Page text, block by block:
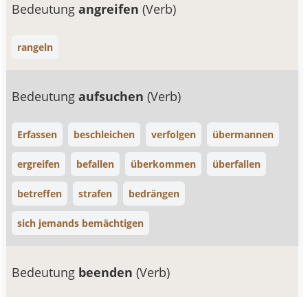
Bedeutungangreifen(Verb)
rangeln
Bedeutungaufsuchen(Verb)
Erfassen beschleichen verfolgen übermannen
ergreifen befallen überkommen überfallen
betreffen strafen bedrängen
sich jemands bemächtigen
Bedeutung beenden(Verb)